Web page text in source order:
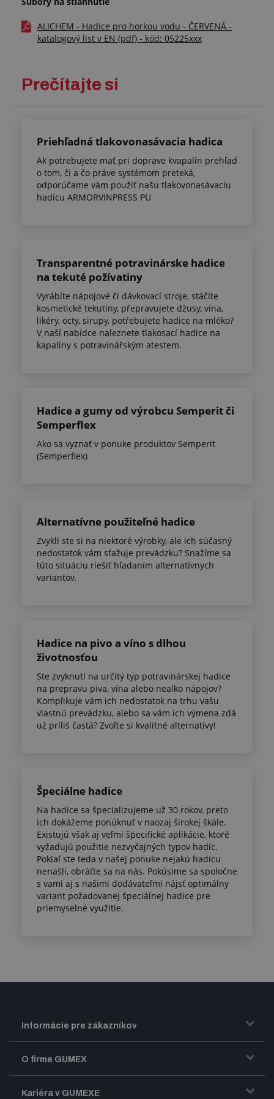
ALICHEM - Hadice pro horkou vodu - ČERVENÁ -
katalogový list v EN (pdf) - kód: 05225xxx
Prečítajte si
Priehľadná tlakovonasávacia hadica
Ak potrebujete mať pri doprave kvapalín prehľad
o tom, či a čo práve systémom preteká,
odporúčame vám použiť našu tlakovonasávaciu
hadicu ARMORVINPRESS PU
Transparentné potravinárske hadice
na tekuté požívatiny
Vyrábíte nápojové či dávkovací stroje, stáčíte
kosmetické tekutiny, přepravujete džusy, vína,
likéry, octy, sirupy, potřebujete hadice na mléko?
V naší nabídce naleznete tlakosací hadice na
kapaliny s potravinářským atestem.
Hadice a gumy od výrobcu Semperit či
Semperflex
Ako sa vyznať v ponuke produktov Semperit
(Semperflex)
Alternatívne použiteľné hadice
Zvykli ste si na niektoré výrobky, ale ich súčasný
nedostatok vám sťažuje prevádzku? Snažíme sa
túto situáciu riešiť hľadaním alternatívnych
variantov.
Hadice na pivo a víno s dlhou
životnosťou
Ste zvyknutí na určitý typ potravinárskej hadice
na prepravu piva, vína alebo nealko nápojov?
Komplikuje vám ich nedostatok na trhu vašu
vlastnú prevádzku, alebo sa vám ich výmena zdá
už príliš častá? Zvoľte si kvalitné alternatívy!
Špeciálne hadice
Na hadice sa špecializujeme už 30 rokov, preto
ich dokážeme ponúknuť v naozaj širokej škále.
Existujú však aj veľmi špecifické aplikácie, ktoré
vyžadujú použitie nezvyčajných typov hadíc.
Pokiaľ ste teda v našej ponuke nejakú hadicu
nenašli, obráťte sa na nás. Pokúsime sa spoločne
s vami aj s našimi dodávateľmi nájsť optimálny
variant požadovanej špeciálnej hadice pre
priemyselné využitie.
Informácie pre zákazníkov
Doprava a zasielanie tovaru
Obchodné podmienky
O firme GUMEX
Predstavenie firmy GUMEX
Kariéra v GUMEXE